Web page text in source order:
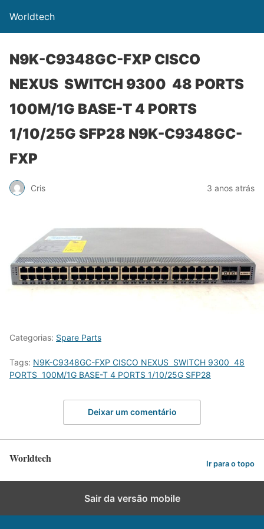
Worldtech
N9K-C9348GC-FXP CISCO
NEXUS SWITCH 9300 48 PORTS
100M/1G BASE-T 4 PORTS
1/10/25G SFP28 N9K-C9348GC-
FXP
Cris 3 anos atrás
Categorias: Spare Parts
Tags: N9K-C9348GC-FXP CISCO NEXUS SWITCH 9300 48
PORTS 100M/1G BASE-T 4 PORTS 1/10/25G SFP28
Deixar um comentário
Worldtech Ir para o topo
Sair da versão mobile